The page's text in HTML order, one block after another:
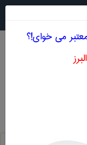
می خوای!؟